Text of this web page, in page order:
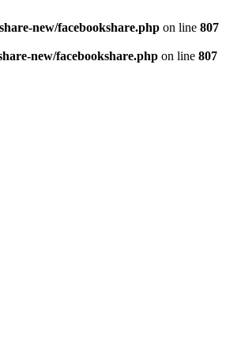
new/facebookshare.php on line 807
new/facebookshare.php on line 807